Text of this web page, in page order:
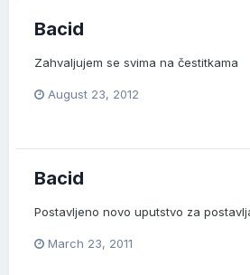
Bacid
Zahvaljujem se svima na čestitkama
August 23, 2012
Bacid
Postavljeno novo uputstvo za
March 23, 2011